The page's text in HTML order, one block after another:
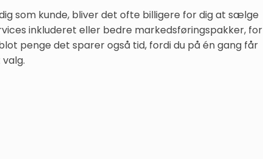
som kunde, bliver det ofte billigere for dig at sælge
inkluderet eller bedre markedsføringspakker, for
penge det sparer også tid, fordi du på én gang får